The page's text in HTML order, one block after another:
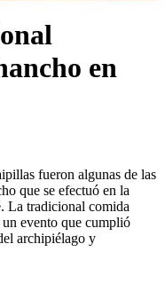
en
fueron algunas de las
que se efectuó en la
La tradicional comida
un evento que cumplió
archipiélago y